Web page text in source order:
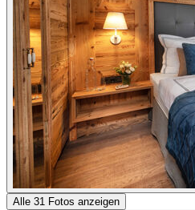
Alle 31 Fotos anzeigen